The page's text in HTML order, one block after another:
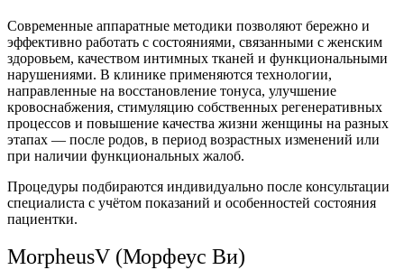
Современные аппаратные методики позволяют бережно и
эффективно работать с состояниями, связанными с женским
здоровьем, качеством интимных тканей и функциональными
нарушениями. В клинике применяются технологии,
направленные на восстановление тонуса, улучшение
кровоснабжения, стимуляцию собственных регенеративных
процессов и повышение качества жизни женщины на разных
этапах — после родов, в период возрастных изменений или
при наличии функциональных жалоб.
Процедуры подбираются индивидуально после консультации
специалиста с учётом показаний и особенностей состояния
пациентки.
MorpheusV (Морфеус Ви)